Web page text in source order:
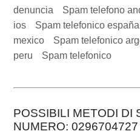
denuncia
Spam telefono
ios
Spam telefonico españa
mexico
Spam telefonico
peru
Spam telefonico
POSSIBILI METODI DI
NUMERO: 0296704727